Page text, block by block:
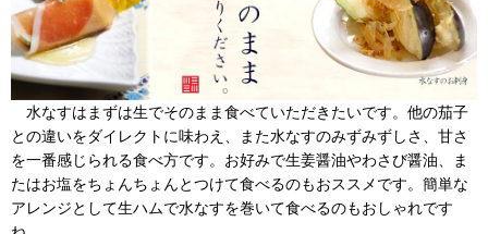
水なすはまずは生でそのまま食べていただきたいです。他の茄子
との違いをダイレクトに味わえ、また水なすのみずみずしさ、甘さ
を一番感じられる食べ方です。お好みで生姜醤油やわさび醤油、ま
たはお塩をちょんちょんとつけて食べるのもおススメです。簡単な
アレンジとして生ハムで水なすを巻いて食べるのもおしゃれです